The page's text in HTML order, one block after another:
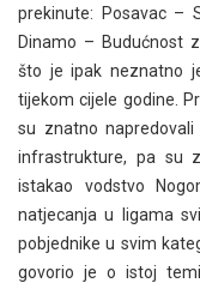
prekinute: Posavac –
Dinamo – Budućnost
što je ipak neznatno
tijekom cijele godine.
su znatno
infrastrukture, pa su
istakao vodstvo
natjecanja u ligama
pobjednike u svim
govorio je o istoj